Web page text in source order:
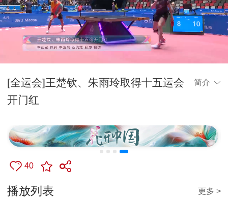
[全运会]王楚钦、朱雨玲取得十五运会
开门红
简介
40
播放列表 更多 >